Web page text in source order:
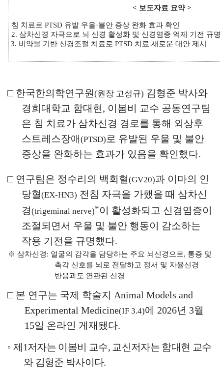
< 보도자료 요약>
침 치료로 PTSD 유발 우울·불안 증상 완화 효과 확인
2. 삼차신경 자극으로 뇌 신경 활성화 및 신경염증 억제 기전 규
3. 비약물 기반 신경조절 치료로PTSD 치료 새로운 대안 제시
□ 한국한의학연구원(원장 고성규) 김형준 박사와
경희대학교 함대현, 이봄비 교수 공동연구팀
은 침 치료가 삼차신경 경로를 통해 외상후
스트레스장애 (PTSD) 로 유발된 우울 및 불안
증상을 완화하는 효과가 있음을 확인했다.
□ 연구팀은 정수리의 백회혈(GV20)과 이마의 인
당혈(EX-HN3) 전침 자극을 가했을 때 삼차신
경(trigeminal nerve)*이 활성화되고 신경염증이
조절되면서 우울 및 불안 행동이 감소하는
작용 기전을 규명했다.
※ 삼차신경: 얼굴의 감각을 담당하는 주요 뇌신경으로, 통증 및
촉각 신호를 뇌로 전달하고 정서 및 자율신경
반응과도 연관된 신경
□ 본 연구는 국제 학술지Animal Models and
Experimental Medicine(IF 3.4)에 2026년 3월
15일 온라인 게재됐다.
◦제 1저자는 이봄비 교수, 교신저자는 함대현 교수
와 김형준 박사이다.